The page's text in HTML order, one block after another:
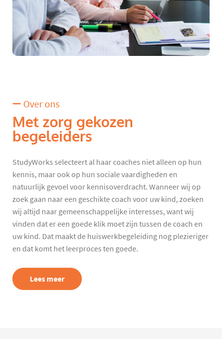
Over ons
Met zorg gekozen
begeleiders
StudyWorks selecteert al haar coaches niet alleen op hun
kennis, maar ook op hun sociale vaardigheden en
natuurlijk gevoel voor kennisoverdracht. Wanneer wij op
zoek gaan naar een geschikte coach voor uw kind, zoeken
wij altijd naar gemeenschappelijke interesses, want wij
vinden dat er een goede klik moet zijn tussen de coach en
uw kind. Dat maakt de huiswerkbegeleiding nog plezieriger
en dat komt het leerproces ten goede.
Lees meer